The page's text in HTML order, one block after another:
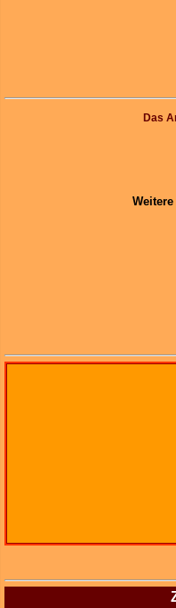
Das